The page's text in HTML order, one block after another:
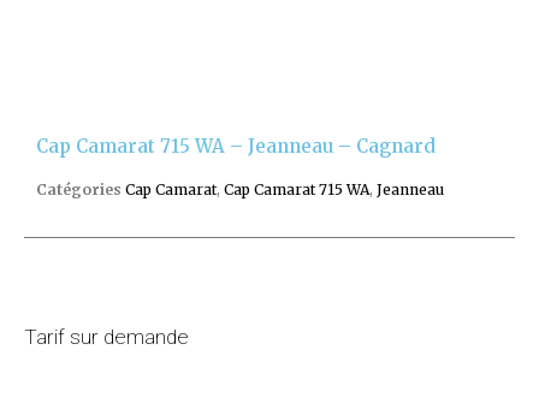
Cap Camarat 715 WA – Jeanneau – Cagnard
Catégories Cap Camarat, Cap Camarat 715 WA, Jeanneau
Tarif sur demande